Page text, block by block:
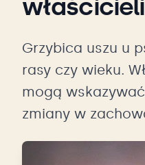
Grzybica uszu u
rasy czy wieku.
mogą
zmiany w